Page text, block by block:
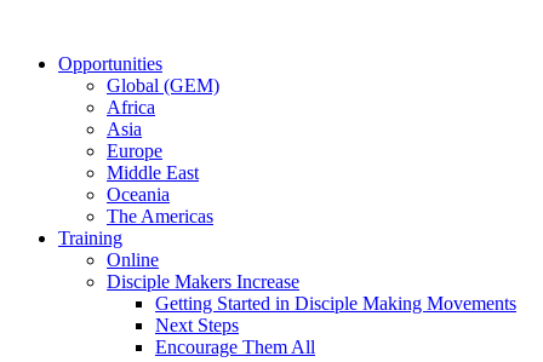
Opportunities
Global (GEM)
Africa
Asia
Europe
Middle East
Oceania
The Americas
Training
Online
Disciple Makers Increase
Getting Started in Disciple Making Movements
Next Steps
Encourage Them All